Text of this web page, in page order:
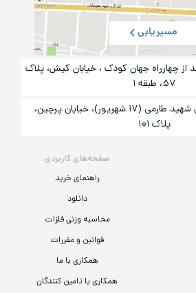
صفحه‌های کاربردی
راهنمای خرید
دانلود
محاسبه وزنی فلزات
قوانین و مقررات
همکاری با ما
همکاری با تامین کنندگان
مسیریابی
بعد از چهارراه جهان کودک ، خیابان کیش، پلاک
۵۷، طبقه ۱
تهران، شادآباد، خیابان شهید طارمی (۱۷ شهریور)، خیایان پرچین،
پلاک ۱۰۱